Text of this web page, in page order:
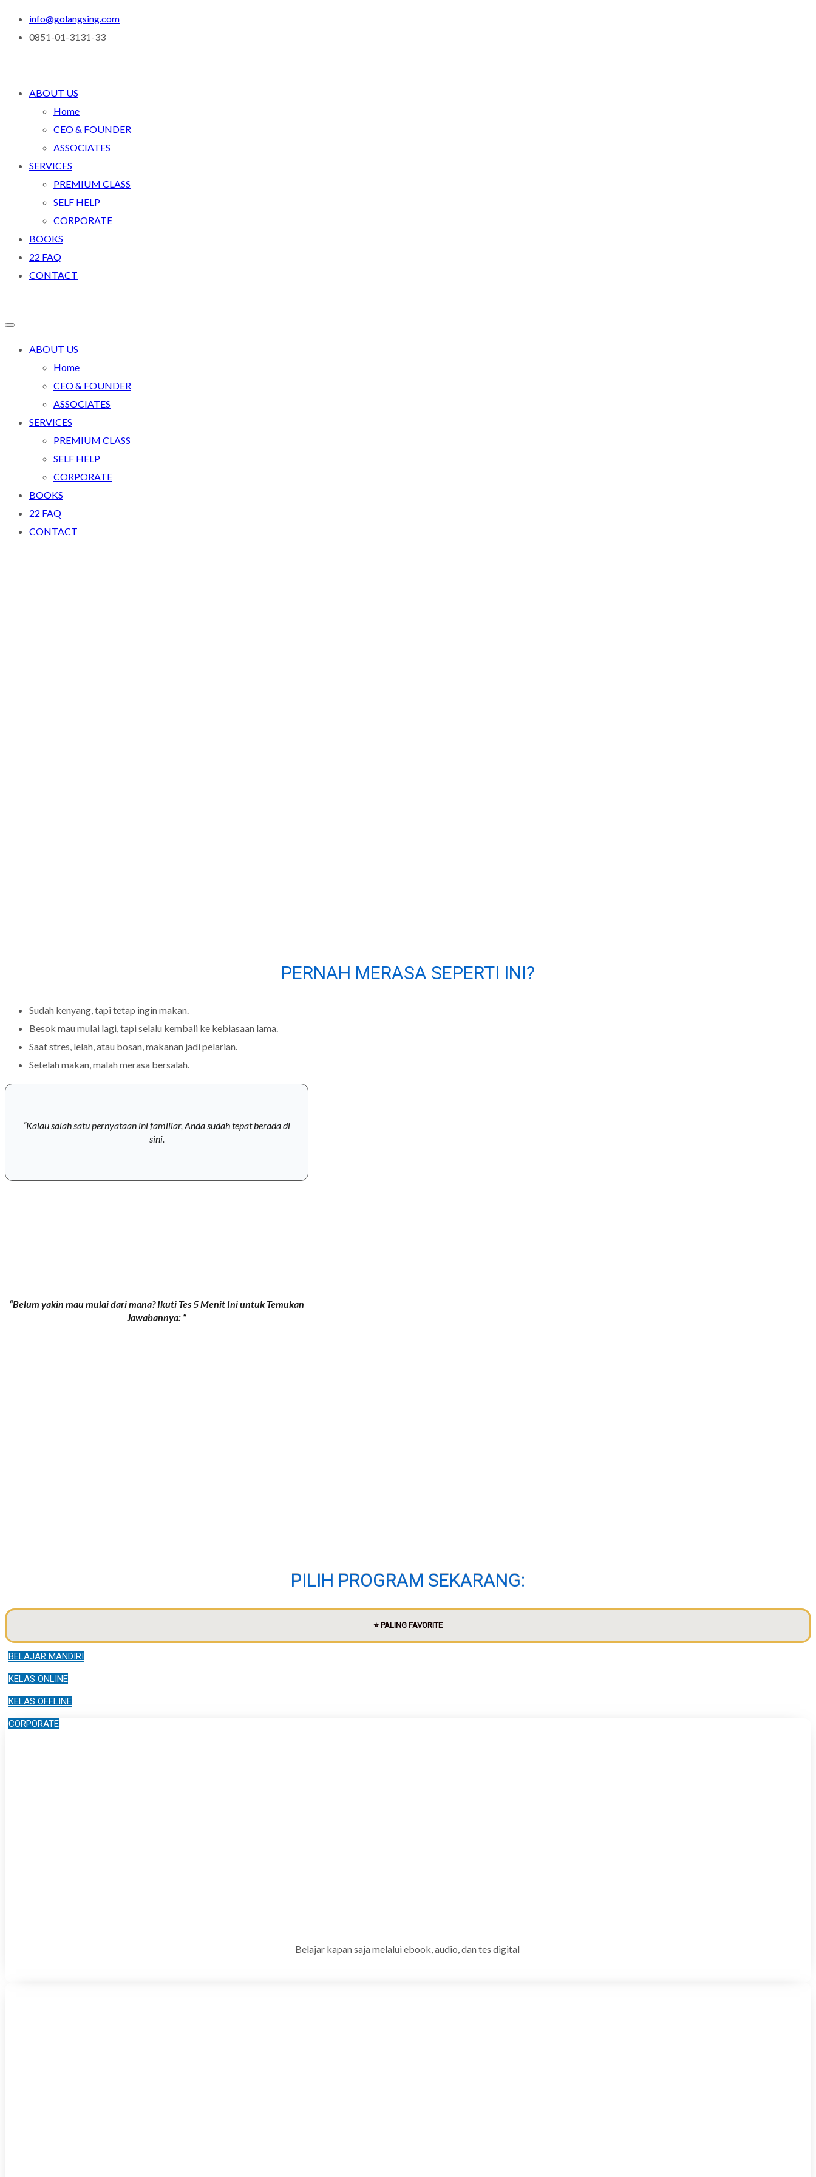
info@golangsing.com
0851-01-3131-33
ABOUT US
Home
CEO & FOUNDER
ASSOCIATES
SERVICES
PREMIUM CLASS
SELF HELP
CORPORATE
BOOKS
22 FAQ
CONTACT
ABOUT US
Home
CEO & FOUNDER
ASSOCIATES
SERVICES
PREMIUM CLASS
SELF HELP
CORPORATE
BOOKS
22 FAQ
CONTACT
PERNAH MERASA SEPERTI INI?
Sudah kenyang, tapi tetap ingin makan.
Besok mau mulai lagi, tapi selalu kembali ke kebiasaan lama.
Saat stres, lelah, atau bosan, makanan jadi pelarian.
Setelah makan, malah merasa bersalah.
“Kalau salah satu pernyataan ini familiar, Anda sudah tepat berada di
sini.
“Belum yakin mau mulai dari mana? Ikuti Tes 5 Menit Ini untuk Temukan
Jawabannya: “
PILIH PROGRAM SEKARANG:
⭐️ PALING FAVORITE
BELAJAR MANDIRI
KELAS ONLINE
KELAS OFFLINE
CORPORATE
Belajar kapan saja melalui ebook, audio, dan tes digital